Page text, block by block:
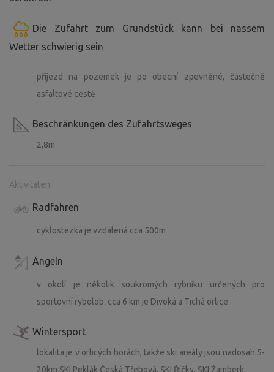
Die Zufahrt zum Grundstück kann bei nassem
Wetter schwierig sein
příjezd na pozemek je po obecní zpevněné, částečně
asfaltové cestě
Beschränkungen des Zufahrtsweges
2,8m
Aktivitäten
Radfahren
cyklostezka je vzdálená cca 500m
Angeln
v okolí je několik soukromých rybníku určených pro
sportovní rybolob. cca 6 km je Divoká a Tichá orlice
Wintersport
lokalita je v orlicých horách, takže ski areály jsou nadosah 5-
20km SKI Peklák Česká Třebová, SKI Říčky, SKI Žamberk,